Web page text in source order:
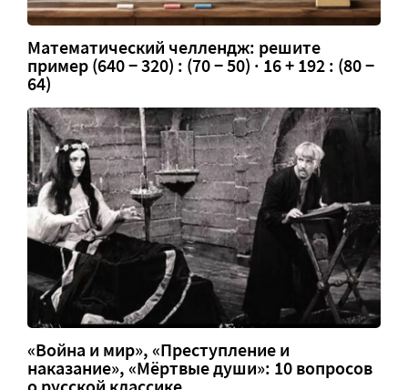
Математический челлендж: решите
пример (640 − 320) : (70 − 50) · 16 + 192 : (80 −
64)
«Война и мир», «Преступление и
наказание», «Мёртвые души»: 10 вопросов